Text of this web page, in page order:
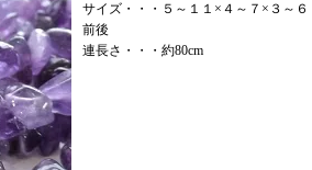
サイズ・・・５～１１×４～７×３～６
前後
連長さ・・・約80cm